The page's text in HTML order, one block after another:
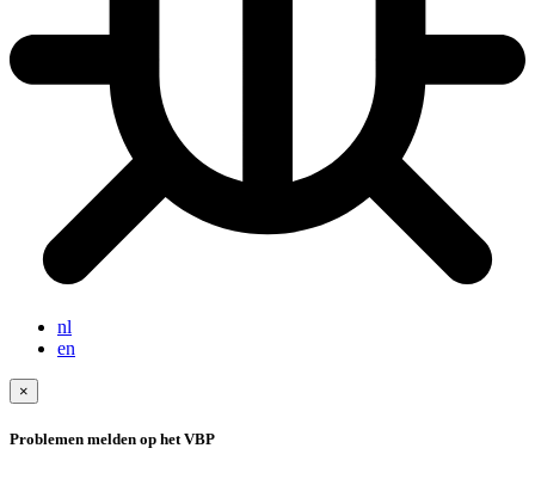
nl
en
×
Problemen melden op het VBP